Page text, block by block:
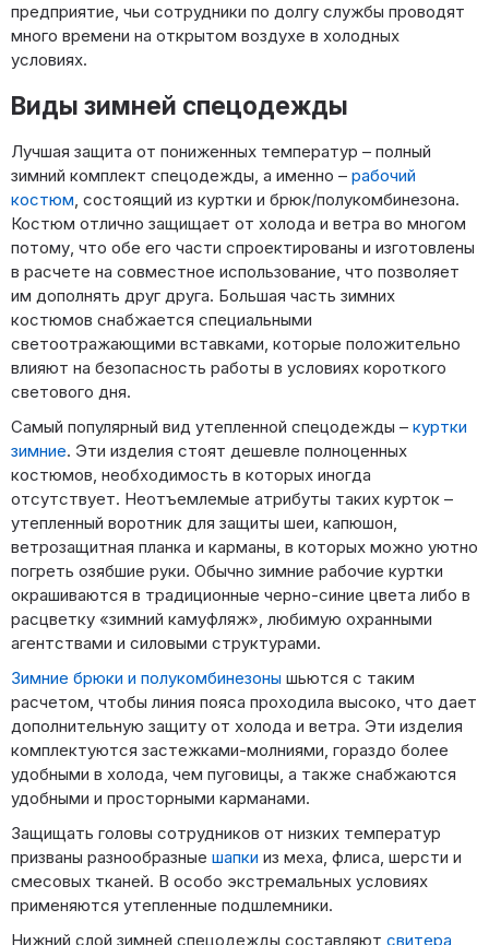
предприятие, чьи сотрудники по долгу службы проводят
много времени на открытом воздухе в холодных
условиях.
Виды зимней спецодежды
Лучшая защита от пониженных температур – полный
зимний комплект спецодежды, а именно – рабочий
костюм , состоящий из куртки и брюк/полукомбинезона.
Костюм отлично защищает от холода и ветра во многом
потому, что обе его части спроектированы и изготовлены
в расчете на совместное использование, что позволяет
им дополнять друг друга. Большая часть зимних
костюмов снабжается специальными
светоотражающими вставками, которые положительно
влияют на безопасность работы в условиях короткого
светового дня.
Самый популярный вид утепленной спецодежды – куртки
зимние. Эти изделия стоят дешевле полноценных
костюмов, необходимость в которых иногда
отсутствует. Неотъемлемые атрибуты таких курток –
утепленный воротник для защиты шеи, капюшон,
ветрозащитная планка и карманы, в которых можно уютно
погреть озябшие руки. Обычно зимние рабочие куртки
окрашиваются в традиционные черно-синие цвета либо в
расцветку «зимний камуфляж», любимую охранными
агентствами и силовыми структурами.
Зимние брюки и полукомбинезоны шьются с таким
расчетом, чтобы линия пояса проходила высоко, что дает
дополнительную защиту от холода и ветра. Эти изделия
комплектуются застежками-молниями, гораздо более
удобными в холода, чем пуговицы, а также снабжаются
удобными и просторными карманами.
Защищать головы сотрудников от низких температур
призваны разнообразные шапки из меха, флиса, шерсти и
смесовых тканей. В особо экстремальных условиях
применяются утепленные подшлемники.
Нижний слой зимней спецодежды составляют свитера,